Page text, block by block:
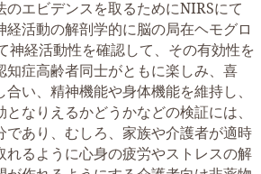
のエビデンスを取るためにNIRSにて
経活動の解剖学的に脳の局在ヘモグロ
神経活動性を確認して、その有効性を
知症高齢者同士がともに楽しみ、喜
い、精神機能や身体機能を維持し、
なりえるかどうかなどの検証には、
であり、むしろ、家族や介護者が適時
れるように心身の疲労やストレスの解